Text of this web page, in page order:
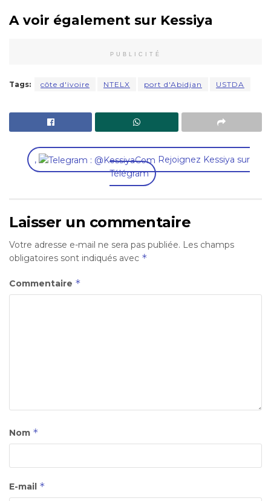
A voir également sur Kessiya
PUBLICITÉ
Tags: côte d'ivoire NTELX port d'Abidjan USTDA
,
Rejoignez Kessiya sur
Télégram
Laisser un commentaire
Votre adresse e-mail ne sera pas publiée. Les champs
obligatoires sont indiqués avec *
Commentaire *
Nom *
E-mail *